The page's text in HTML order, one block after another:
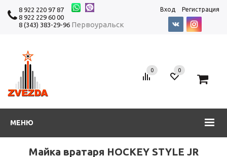
8 922 220 97 87
8 922 229 60 00
8 (343) 383-29-96 Первоуральск
Вход Регистрация
МЕНЮ
0 0
Майка вратаря HOCKEY STYLE JR